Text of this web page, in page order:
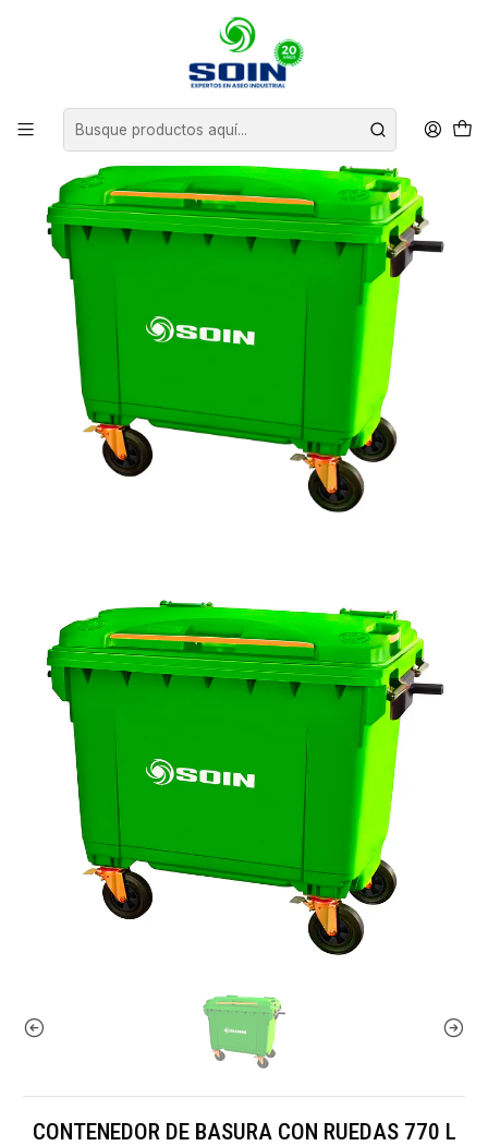
CONTENEDORES DE BASURA
CONTENEDOR DE BASURA CON RUEDAS 770 L
CONTENEDOR DE BASURA CON RUEDAS 770 L